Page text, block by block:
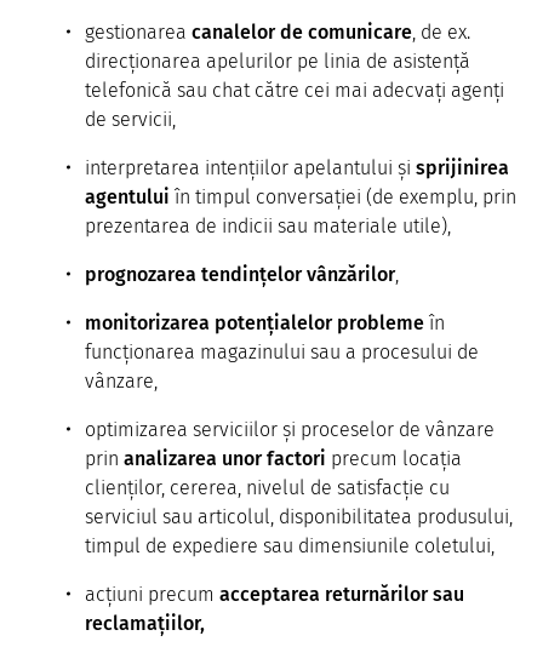
gestionarea canalelor de comunicare, de ex.
direcționarea apelurilor pe linia de asistență
telefonică sau chat către cei mai adecvați agenți
de servicii,
interpretarea intențiilor apelantului și sprijinirea
agentului în timpul conversației (de exemplu, prin
prezentarea de indicii sau materiale utile),
prognozarea tendințelor vânzărilor,
monitorizarea potențialelor probleme în
funcționarea magazinului sau a procesului de
vânzare,
optimizarea serviciilor și proceselor de vânzare
prin analizarea unor factori precum locația
clienților, cererea, nivelul de satisfacție cu
serviciul sau articolul, disponibilitatea produsului,
timpul de expediere sau dimensiunile coletului,
acțiuni precum acceptarea returnărilor sau
reclamațiilor,